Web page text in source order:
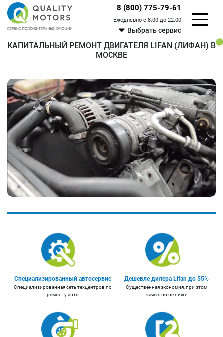
8 (800) 775-79-61
Ежедневно с 8:00 до 22:00
Выбрать сервис
КАПИТАЛЬНЫЙ РЕМОНТ ДВИГАТЕЛЯ LIFAN (ЛИФАН) В
МОСКВЕ
Специализированный автосервис
Специализированная сеть техцентров по
ремонту авто
Дешевле дилера Lifan до 55%
Существенная экономия, при этом
качество не ниже